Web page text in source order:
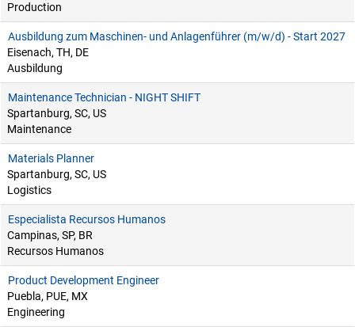
Production
Ausbildung zum Maschinen- und Anlagenführer (m/w/d) - Start 2027
Eisenach, TH, DE
Ausbildung
Maintenance Technician - NIGHT SHIFT
Spartanburg, SC, US
Maintenance
Materials Planner
Spartanburg, SC, US
Logistics
Especialista Recursos Humanos
Campinas, SP, BR
Recursos Humanos
Product Development Engineer
Puebla, PUE, MX
Engineering